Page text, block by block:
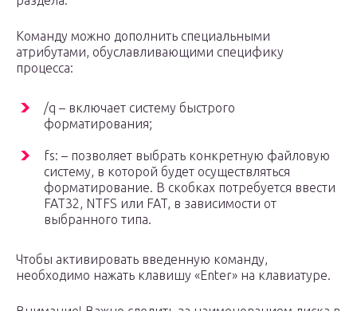
Команду можно дополнить специальными
атрибутами, обуславливающими специфику
процесса:
/q – включает систему быстрого
форматирования;
fs: – позволяет выбрать конкретную файловую
систему, в которой будет осуществляться
форматирование. В скобках потребуется ввести
FAT32, NTFS или FAT, в зависимости от
выбранного типа.
Чтобы активировать введенную команду,
необходимо нажать клавишу «Enter» на клавиатуре.